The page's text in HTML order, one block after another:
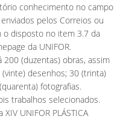
conhecimento no campo
pelos Correios ou
disposto no item 3.7 da
da UNIFOR.
200 (duzentas) obras, assim
desenhos; 30 (trinta)
fotografias.
trabalhos selecionados.
UNIFOR PLÁSTICA